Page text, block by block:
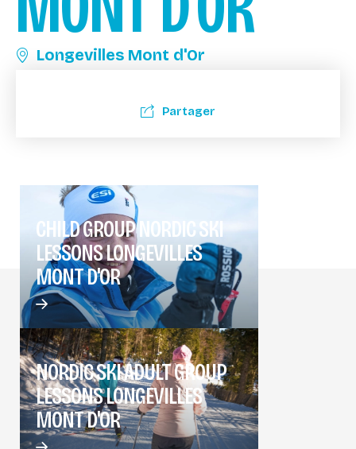
Longevilles Mont d'Or
Partager
CHILD GROUP NORDIC SKI
LESSONS LONGEVILLES
MONT D'OR
NORDIC SKI ADULT GROUP
LESSONS LONGEVILLES
MONT D'OR